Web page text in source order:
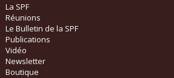
La SPF
Réunions
Le Bulletin de la SPF
Publications
Vidéo
Newsletter
Boutique